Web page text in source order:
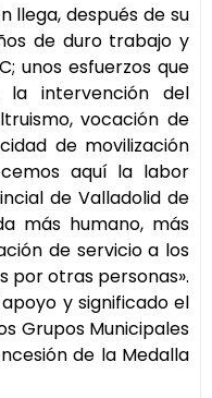
llega, después de su
de duro trabajo y
unos esfuerzos que
intervención del
vocación de
de movilización
aquí la labor
de Valladolid de
más humano, más
de servicio a los
por otras personas».
y significado el
Grupos Municipales
de la Medalla